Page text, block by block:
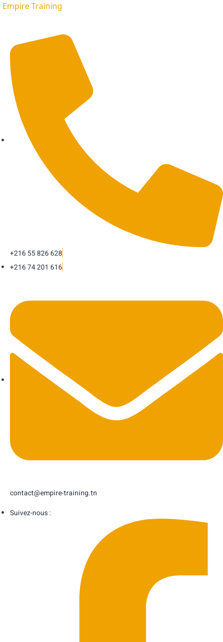
Empire Training
+216 55 826 628
+216 74 201 616
contact@empire-training.tn
Suivez-nous :